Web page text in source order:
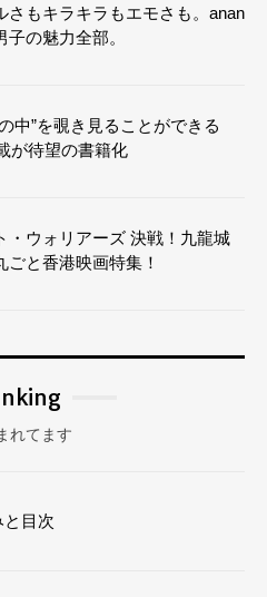
さもキラキラもエモさも。anan
の魅力全部。
中”を覗き見ることができる
が待望の書籍化
・ウォリアーズ 決戦！九龍城
ごと香港映画特集！
れてます
と目次